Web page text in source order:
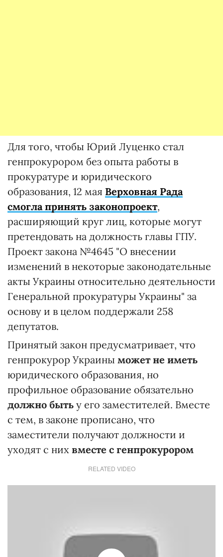
Для того, чтобы Юрий Луценко стал
генпрокурором без опыта работы в
прокуратуре и юридического
образования, 12 мая Верховная Рада
смогла принять законопроект,
расширяющий круг лиц, которые могут
претендовать на должность главы ГПУ.
Проект закона №4645 "О внесении
изменений в некоторые законодательные
акты Украины относительно деятельности
Генеральной прокуратуры Украины" за
основу и в целом поддержали 258
депутатов.
Принятый закон предусматривает, что
генпрокурор Украины может не иметь
юридического образования, но
профильное образование обязательно
должно быть у его заместителей. Вместе
с тем, в законе прописано, что
заместители получают должности и
уходят с них вместе с генпрокурором
RELATED VIDEO